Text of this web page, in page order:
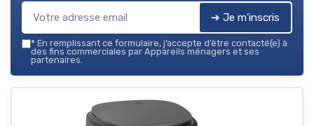
➔ Je m'inscris
* En remplissant ce formulaire, j’accepte d’être contacté(e) à
des fins commerciales par Appareils ménagers et ses
partenaires.